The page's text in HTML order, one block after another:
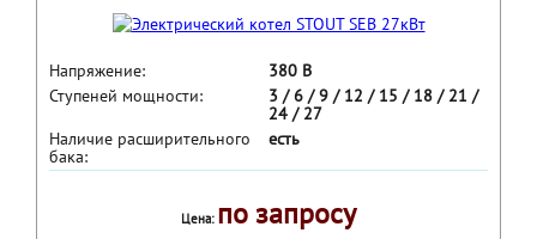
Напряжение:
380 В
Ступеней мощности:
3 / 6 / 9 / 12 / 15 / 18 / 21 /
24 / 27
Наличие расширительного
бака:
есть
Цена: по запросу